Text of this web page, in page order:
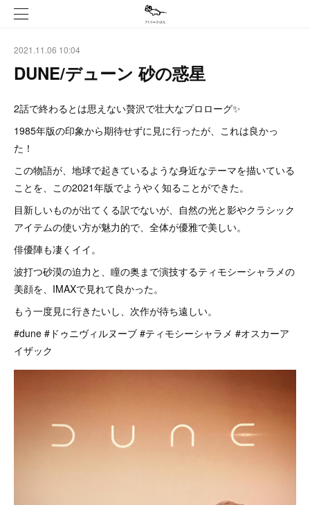
2021.11.06 10:04
DUNE/デューン 砂の惑星
2話で終わるとは思えない贅沢で壮大なプロローグ✨
1985年版の印象から期待せずに見に行ったが、これは良かっ
た！
この物語が、地球で起きているような身近なテーマを描いている
ことを、この2021年版でようやく知ることができた。
目新しいものが出てくる訳でないが、自然の光と影やクラシック
アイテムの使い方が魅力的で、全体が優雅で美しい。
俳優陣も凄くイイ。
波打つ砂漠の迫力と、瞳の奥まで演技するティモシーシャラメの
美顔を、IMAXで見れて良かった。
もう一度見に行きたいし、次作が待ち遠しい。
#dune #ドゥニヴィルヌーブ #ティモシーシャラメ #オスカーア
イザック